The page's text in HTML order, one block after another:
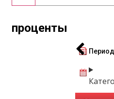
проценты